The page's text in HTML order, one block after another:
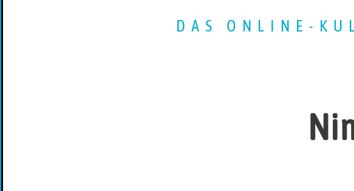
DAS ONLINE-